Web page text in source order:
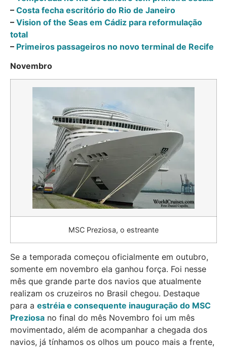
– Costa fecha escritório do Rio de Janeiro
– Vision of the Seas em Cádiz para reformulação
total
– Primeiros passageiros no novo terminal de Recife
Novembro
MSC Preziosa, o estreante
Se a temporada começou oficialmente em outubro,
somente em novembro ela ganhou força. Foi nesse
mês que grande parte dos navios que atualmente
realizam os cruzeiros no Brasil chegou. Destaque
para a estréia e consequente inauguração do MSC
Preziosa no final do mês Novembro foi um mês
movimentado, além de acompanhar a chegada dos
navios, já tínhamos os olhos um pouco mais a frente,